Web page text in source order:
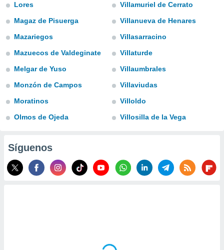
y
en
más
nuestra
Lores
Magaz de Pisuerga
Mazariegos
Mazuecos de Valdeginate
Melgar de Yuso
Monzón de Campos
Moratinos
Olmos de Ojeda
Villamuriel de Cerrato
Villanueva de Henares
Villasarracino
Villaturde
Villaumbrales
Villaviudas
Villoldo
Villosilla de la Vega
Síguenos